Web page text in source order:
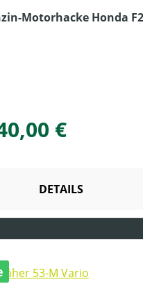
Motorhacke Honda
€
DETAILS